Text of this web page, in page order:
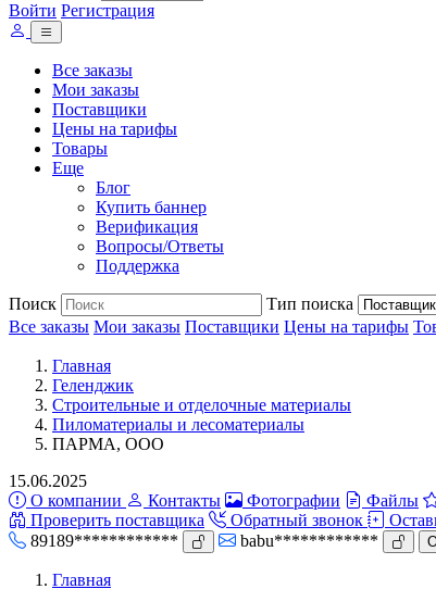
Войти Регистрация
Все заказы
Мои заказы
Поставщики
Цены на тарифы
Товары
Еще
Блог
Купить баннер
Верификация
Вопросы/Ответы
Поддержка
Поиск
Тип поиска
Все заказы Мои заказы Поставщики Цены на тарифы
Главная
Геленджик
Строительные и отделочные материалы
Пиломатериалы и лесоматериалы
ПАРМА, ООО
15.06.2025
О компании
Контакты Фотографии Файлы
Проверить поставщика
Обратный звонок
89189************
babu************
Главная